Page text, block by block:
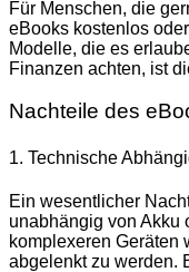
Für Menschen, die
eBooks kostenlos
Modelle, die es
Finanzen achten, ist
Nachteile des
1. Technische
Ein wesentlicher
unabhängig von Akku
komplexeren Geräten
abgelenkt zu werden.